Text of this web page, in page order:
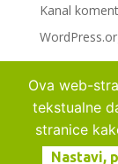
Kanal
Sva prava
Ova web-
tekstualne
stranice
Nastavi,